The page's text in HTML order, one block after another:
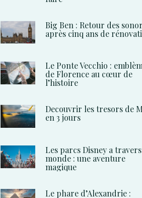
Big Ben : Retour des
après cinq ans de
Le Ponte Vecchio :
de Florence au cœur de
l’histoire
Decouvrir les tresors de
en 3 jours
Les parcs Disney a
monde : une aventure
magique
Le phare d’Alexandrie :